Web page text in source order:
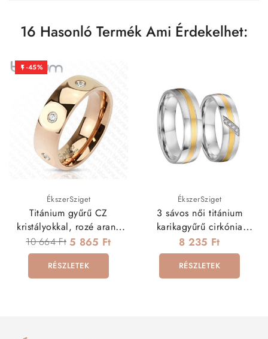
16 Hasonló Termék Ami Érdekelhet:
 -45%
ÉkszerSziget
Titánium gyűrű CZ
kristályokkal, rozé arany
bevonattal
10 664 Ft 5 865 Ft
RÉSZLETEK
ÉkszerSziget
3 sávos női titánium
karikagyűrű cirkónia
kövekkel
8 235 Ft
RÉSZLETEK